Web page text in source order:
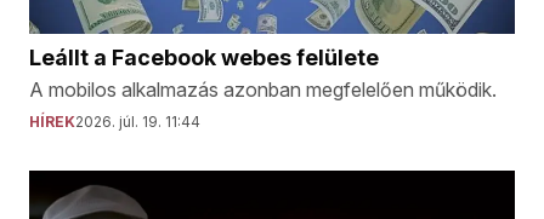
Leállt a Facebook webes felülete
A mobilos alkalmazás azonban megfelelően működik.
HÍREK2026. júl. 19. 11:44